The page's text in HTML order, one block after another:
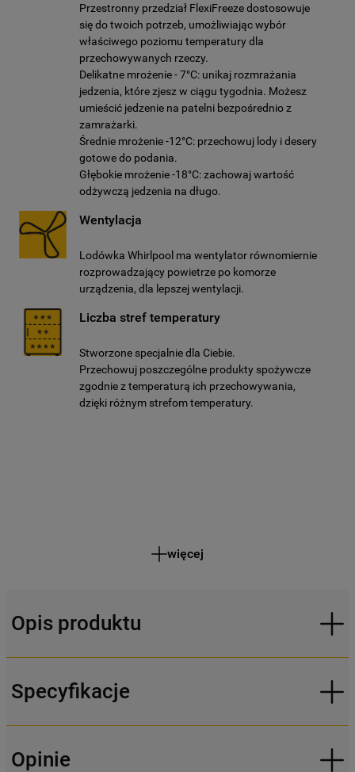
Przestronny przedział FlexiFreeze dostosowuje
się do twoich potrzeb, umożliwiając wybór
właściwego poziomu temperatury dla
przechowywanych rzeczy.
Delikatne mrożenie - 7°C: unikaj rozmrażania
jedzenia, które zjesz w ciągu tygodnia. Możesz
umieścić jedzenie na patelni bezpośrednio z
zamrażarki.
Średnie mrożenie -12°C: przechowuj lody i desery
gotowe do podania.
Głębokie mrożenie -18°C: zachowaj wartość
odżywczą jedzenia na długo.
Wentylacja
Lodówka Whirlpool ma wentylator równomiernie
rozprowadzający powietrze po komorze
urządzenia, dla lepszej wentylacji.
Liczba stref temperatury
Stworzone specjalnie dla Ciebie.
Przechowuj poszczególne produkty spożywcze
zgodnie z temperaturą ich przechowywania,
dzięki różnym strefom temperatury.
więcej
Opis produktu
Specyfikacje
Opinie